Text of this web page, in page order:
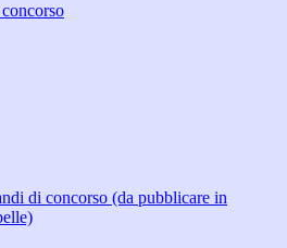
di concorso (da pubblicare in